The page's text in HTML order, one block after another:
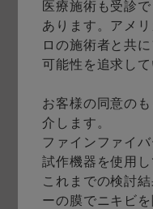
医療施術も受診
あります。アメ
ロの施術者と共
可能性を追求して
お客様の同意の
介します。
ファインファイ
試作機器を使用し
これまでの検討
ーの膜でニキビ